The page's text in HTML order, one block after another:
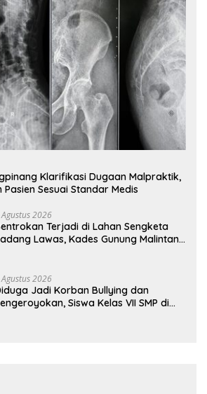
Klarifikasi Dugaan Malpraktik,
Sesuai Standar Medis
2026
Terjadi di Lahan Sengketa
Lawas, Kades Gunung Malintang
2026
Jadi Korban Bullying dan
Siswa Kelas VII SMP di